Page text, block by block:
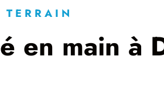
en main à